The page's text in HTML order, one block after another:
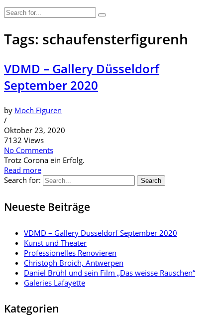
Tags: schaufensterfigurenh
VDMD – Gallery Düsseldorf
September 2020
by Moch Figuren
/
Oktober 23, 2020
7132 Views
No Comments
Trotz Corona ein Erfolg.
Read more
Search for:
Search
Neueste Beiträge
VDMD – Gallery Düsseldorf September 2020
Kunst und Theater
Professionelles Renovieren
Christoph Broich, Antwerpen
Daniel Brühl und sein Film „Das weisse Rauschen“
Galeries Lafayette
Kategorien